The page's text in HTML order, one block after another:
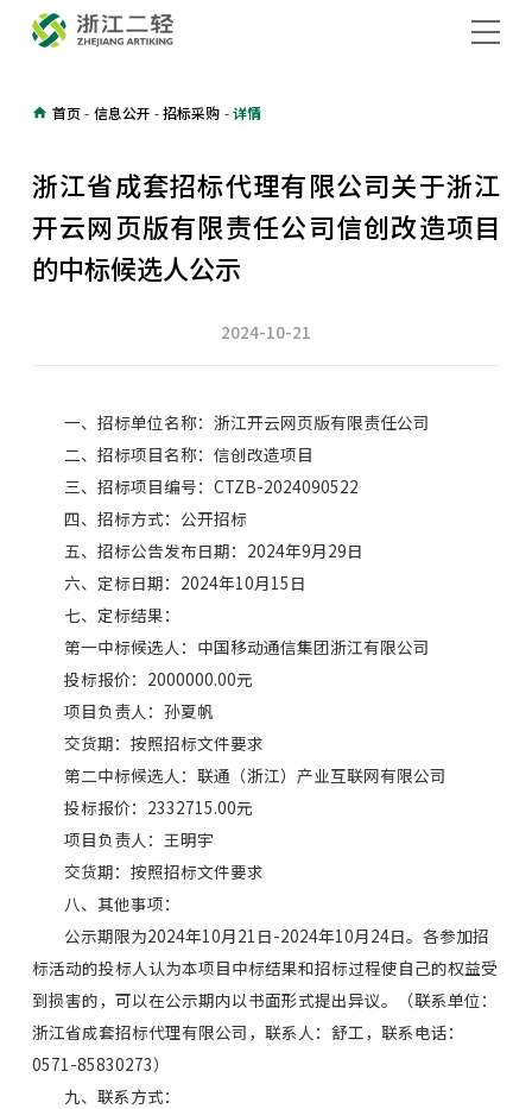
首页- 信息公开 - 招标采购 -详情
浙江省成套招标代理有限公司关于浙江
开云网页版有限责任公司信创改造项目
的中标候选人公示
2024-10-21
一、招标单位名称：浙江开云网页版有限责任公司
二、招标项目名称：信创改造项目
三、招标项目编号：CTZB-2024090522
四、招标方式：公开招标
五、招标公告发布日期：2024年9月29日
六、定标日期：2024年10月15日
七、定标结果：
第一中标候选人：中国移动通信集团浙江有限公司
投标报价：2000000.00元
项目负责人：孙夏帆
交货期：按照招标文件要求
第二中标候选人：联通（浙江）产业互联网有限公司
投标报价：2332715.00元
项目负责人：王明宇
交货期：按照招标文件要求
八、其他事项：
公示期限为2024年10月21日-2024年10月24日。各参加招
标活动的投标人认为本项目中标结果和招标过程使自己的权益受
到损害的，可以在公示期内以书面形式提出异议。（联系单位：
浙江省成套招标代理有限公司，联系人：舒工，联系电话：
0571-85830273）
九、联系方式：